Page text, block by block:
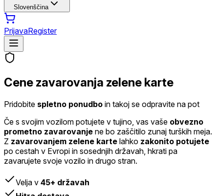
Slovenščina
PrijavaRegister
Cene zavarovanja zelene karte
Pridobite spletno ponudbo in takoj se odpravite na pot
Če s svojim vozilom potujete v tujino, vas vaše obvezno
prometno zavarovanje ne bo zaščitilo zunaj turških meja.
Z zavarovanjem zelene karte lahko zakonito potujete
po cestah v Evropi in sosednjih državah, hkrati pa
zavarujete svoje vozilo in drugo stran.
Velja v 45+ državah